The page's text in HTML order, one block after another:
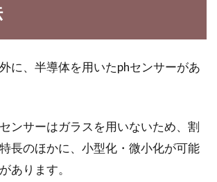
んぜんクリープで決まり！
ちょっとしたひと休みに、コーヒーを飲みます
新潟県長岡市中心の地域限定の食べ
に、半導体を用いたphセンサーがあ
ンサーはガラスを用いないため、割
長のほかに、小型化・微小化が可能
あります。